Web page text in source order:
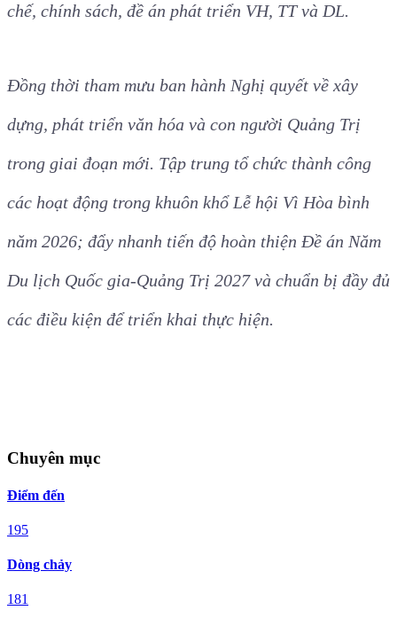
chế, chính sách, đề án phát triển VH, TT và DL.
Đồng thời tham mưu ban hành Nghị quyết về xây
dựng, phát triển văn hóa và con người Quảng Trị
trong giai đoạn mới. Tập trung tổ chức thành công
các hoạt động trong khuôn khổ Lễ hội Vì Hòa bình
năm 2026; đẩy nhanh tiến độ hoàn thiện Đề án Năm
Du lịch Quốc gia-Quảng Trị 2027 và chuẩn bị đầy đủ
các điều kiện để triển khai thực hiện.
Chuyên mục
Điểm đến
195
Dòng chảy
181